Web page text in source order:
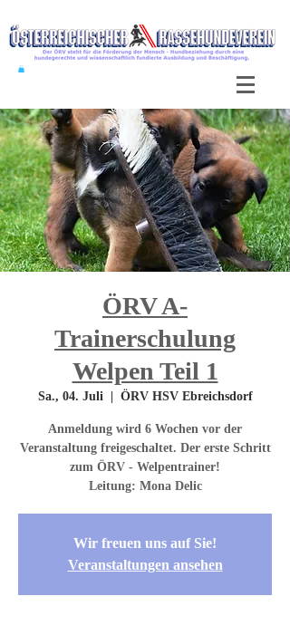
ÖRV A-
Trainerschulung
Welpen Teil 1
Sa., 04. Juli
  |
ÖRV HSV Ebreichsdorf
Anmeldung wird 6 Wochen vor der
Veranstaltung freigeschaltet. Der erste Schritt
zum ÖRV - Welpentrainer!
Leitung: Mona Delic
Wir freuen uns auf Sie!
Veranstaltungen ansehen